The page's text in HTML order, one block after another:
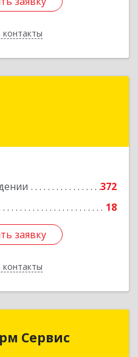
контакты
372
18
заявку
контакты
Лысьва г, Репина ул,
заявку
Сервис
Информ Сервис